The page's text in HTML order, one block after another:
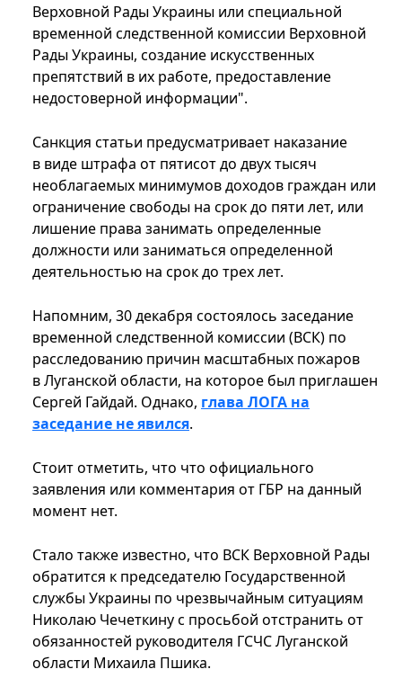
Верховной Рады Украины или специальной
временной следственной комиссии Верховной
Рады Украины, создание искусственных
препятствий в их работе, предоставление
недостоверной информации".
Санкция статьи предусматривает наказание
в виде штрафа от пятисот до двух тысяч
необлагаемых минимумов доходов граждан или
ограничение свободы на срок до пяти лет, или
лишение права занимать определенные
должности или заниматься определенной
деятельностью на срок до трех лет.
Напомним, 30 декабря состоялось заседание
временной следственной комиссии (ВСК) по
расследованию причин масштабных пожаров
в Луганской области, на которое был приглашен
Сергей Гайдай. Однако, глава ЛОГА на
заседание не явился.
Стоит отметить, что что официального
заявления или комментария от ГБР на данный
момент нет.
Стало также известно, что ВСК Верховной Рады
обратится к председателю Государственной
службы Украины по чрезвычайным ситуациям
Николаю Чечеткину с просьбой отстранить от
обязанностей руководителя ГСЧС Луганской
области Михаила Пшика.